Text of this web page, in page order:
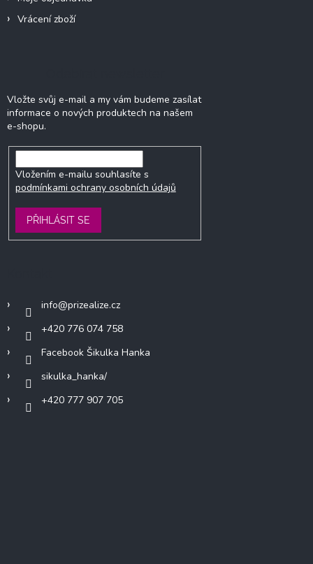
Vrácení zboží
Vložte svůj e-mail a my vám budeme zasílat
informace o nových produktech na našem
e-shopu.
Vložením e-mailu souhlasíte s
podmínkami ochrany osobních údajů
PŘIHLÁSIT SE
info@prizealize.cz
+420 776 074 758
Facebook Šikulka Hanka
sikulka_hanka/
+420 777 907 705